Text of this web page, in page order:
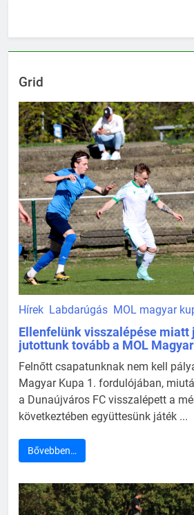
Grid
Hírek Labdarúgás MOL magyar
Ellenfelünk visszalépése miatt
jutottunk tovább a MOL
Felnőtt csapatunknak nem kell
Magyar Kupa 1. fordulójában,
a Dunaújváros FC visszalépett a
következtében együttesünk játék ...
Bővebben…